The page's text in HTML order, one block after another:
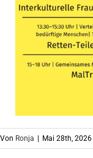
Von Ronja Mai 28th, 2026